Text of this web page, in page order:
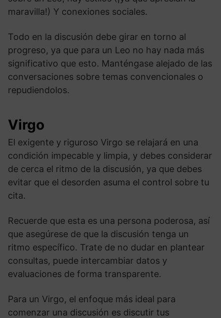
maravilla!) Y conexiones sociales.
Todo en la discusión debe girar en torno al
progreso, ya que para un Leo no hay nada más
significativo que esto. Manténgase alejado de las
conversaciones sobre temas convencionales o
repudiendolos.
Virgo
El exigente y riguroso Virgo se relajará en una
condición impecable y limpia, y debes considerar
de cerca el ritmo de la discusión, ya que debes
evitar que el desorden asuma el control sobre tu
cita.
Recuerde que esta es una persona poderosa, así
que asegúrese de que la discusión tenga un
ritmo específico. Trate de no dudar en plantear
consultas, puede intercambiar datos y
evaluaciones de forma transparente.
Para un Virgo, el enfoque más ideal para
comenzar una discusión es discutir tus